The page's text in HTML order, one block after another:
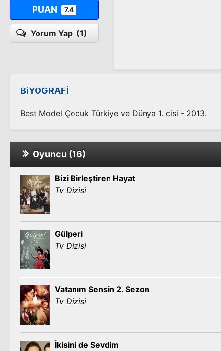
PUAN 7.4
Yorum Yap (1)
BiYOGRAFİ
Best Model Çocuk Türkiye ve Dünya 1. cisi - 2013.
Oyuncu (16)
Bizi Birleştiren Hayat
Tv Dizisi
Gülperi
Tv Dizisi
Vatanım Sensin 2. Sezon
Tv Dizisi
İkisini de Sevdim